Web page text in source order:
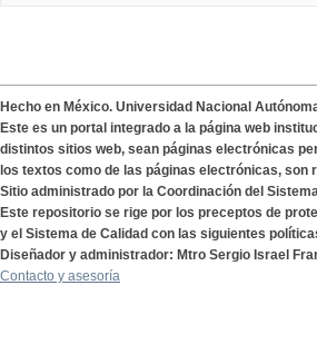
Hecho en México. Universidad Nacional
Este es un portal integrado a la página web
distintos sitios web, sean páginas electrónicas
los textos como de las páginas electrónicas,
Sitio administrado por la Coordinación del
Este repositorio se rige por los preceptos de
y el Sistema de Calidad con las siguientes
Diseñador y administrador: Mtro Sergio Israel
Contacto y asesoría